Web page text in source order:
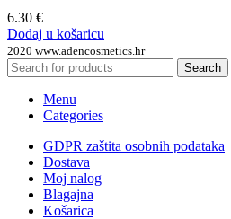
6.30 €
Dodaj u košaricu
2020 www.adencosmetics.hr
Search
Menu
Categories
GDPR zaštita osobnih podataka
Dostava
Moj nalog
Blagajna
Košarica